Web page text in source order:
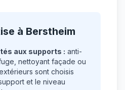
à Berstheim
aux supports : anti-
nettoyant façade ou
sont choisis
et le niveau